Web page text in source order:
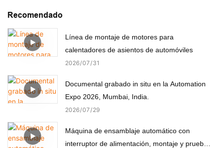
Recomendado
Línea de montaje de motores para
calentadores de asientos de automóviles
2026 07 31
Documental grabado in situ en la Automation
Expo 2026, Mumbai, India.
2026 07 29
Máquina de ensamblaje automático con
interruptor de alimentación, montaje y prueba